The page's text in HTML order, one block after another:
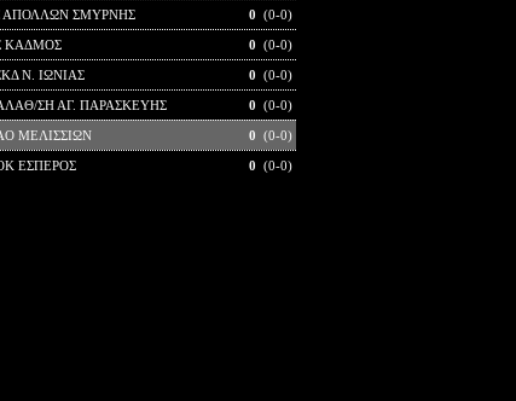
ΑΠΟΛΛΩΝ ΣΜΥΡΝΗΣ 0 (0-0)
ΚΑΔΜΟΣ 0 (0-0)
Ν. ΙΩΝΙΑΣ 0 (0-0)
ΣΗ ΑΓ. ΠΑΡΑΣΚΕΥΗΣ 0 (0-0)
ΜΕΛΙΣΣΙΩΝ 0 (0-0)
ΕΣΠΕΡΟΣ 0 (0-0)